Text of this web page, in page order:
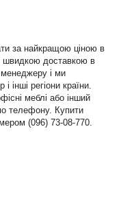
за найкращою ціною в
швидкою доставкою в
і ми
інші регіони країни.
меблі або інший
телефону. Купити
(096) 73-08-770.